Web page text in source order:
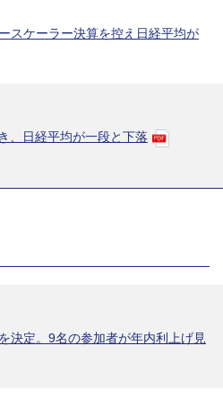
スケーラー決算を控え日経平均が
、日経平均が一段と下落
決定。9名の参加者が年内利上げ見